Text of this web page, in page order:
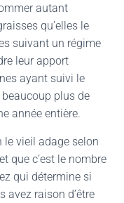
autant
qu’elles le
suivant un régime
leur apport
ayant suivi le
plus de
année entière.
le vieil adage selon
que c’est le nombre
qui détermine si
avez raison d’être